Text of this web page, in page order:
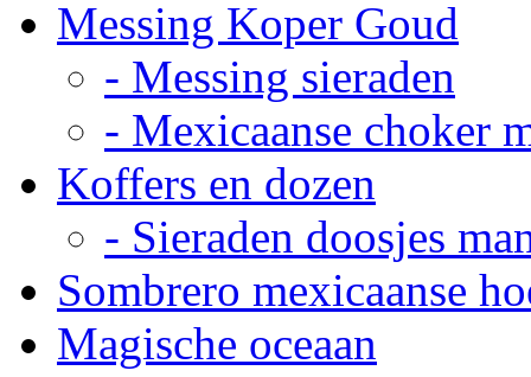
Messing Koper Goud
- Messing sieraden
- Mexicaanse choker
Koffers en dozen
- Sieraden doosjes
Sombrero mexicaanse
Magische oceaan